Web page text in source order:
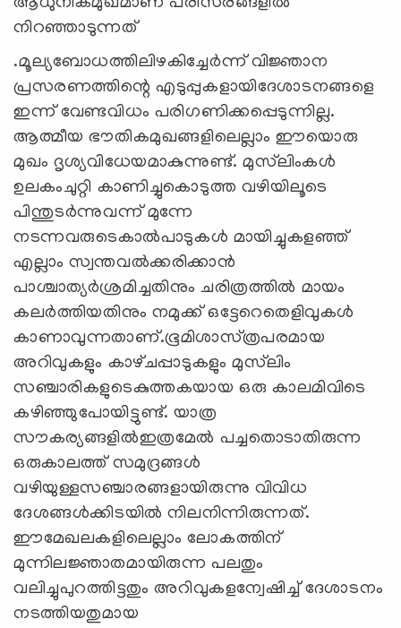
നിറഞ്ഞാടുന്നത്‌
.മൂല്യബോധത്തിലിഴകിച്ചേര്‍ന്ന്‌ വിജ്ഞാന
പ്രസരണത്തിന്റെ എടുപ്പുകളായിദേശാടനങ്ങളെ
ഇന്ന്‌ വേണ്ടവിധം പരിഗണിക്കപ്പെടുന്നില്ല.
ആത്മീയ ഭൗതികമുഖങ്ങളിലെല്ലാം ഈയൊരു
മുഖം ദൃശ്യവിധേയമാകുന്നുണ്ട്‌. മുസ്‌ലിംകള്‍
ഉലകംചുറ്റി കാണിച്ചുകൊടുത്ത വഴിയിലൂടെ
പിന്തുടര്‍ന്നുവന്ന്‌ മുന്നേ
നടന്നവരുടെകാല്‍പാടുകള്‍ മായിച്ചുകളഞ്ഞ്‌
എല്ലാം സ്വന്തവല്‍ക്കരിക്കാന്‍
പാശ്ചാത്യര്‍ശ്രമിച്ചതിനും ചരിത്രത്തില്‍ മായം
കലര്‍ത്തിയതിനും നമുക്ക്‌ ഒട്ടേറെതെളിവുകള്‍
കാണാവുന്നതാണ്‌.ഭൂമിശാസ്‌ത്രപരമായ
അറിവുകളും കാഴ്‌ചപ്പാടുകളും മുസ്‌ലിം
സഞ്ചാരികളുടെകുത്തകയായ ഒരു കാലമിവിടെ
കഴിഞ്ഞുപോയിട്ടുണ്ട്‌. യാത്ര
സൗകര്യങ്ങളില്‍ഇത്രമേല്‍ പച്ചതൊടാതിരുന്ന
ഒരുകാലത്ത്‌ സമുദ്രങ്ങള്‍
വഴിയുള്ളസഞ്ചാരങ്ങളായിരുന്നു വിവിധ
ദേശങ്ങള്‍ക്കിടയില്‍ നിലനിന്നിരുന്നത്‌.
ഈമേഖലകളിലെല്ലാം ലോകത്തിന്‌
മുന്നിലജ്ഞാതമായിരുന്ന പലതും
വലിച്ചുപുറത്തിട്ടതും അറിവുകളന്വേഷിച്ച്‌ ദേശാടനം
നടത്തിയതുമായ